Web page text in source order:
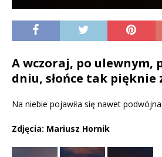
A wczoraj, po ulewnym,
dniu, słońce tak pięknie
Na niebie pojawiła się nawet
Zdjęcia: Mariusz Hornik